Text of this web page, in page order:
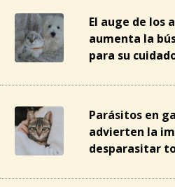
El auge de los
aumenta la
para su
Parásitos en
advierten la
desparasitar